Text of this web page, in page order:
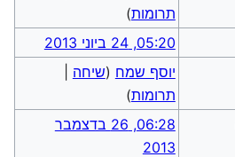
תרומות)
05:20, 24 ביוני 2013
יוסף שמח (שיחה
תרומות)
06:28, 26 בדצמבר
2013